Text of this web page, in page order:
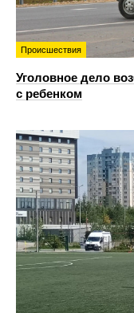
Происшествия
Уголовное дело
с ребенком